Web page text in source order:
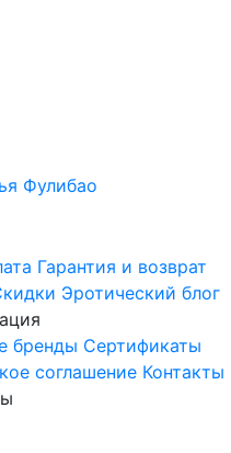
Фулибао
Гарантия и возврат
Эротический блог
бренды Сертификаты
соглашение Контакты